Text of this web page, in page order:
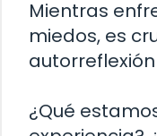
Mientras
miedos, es
¿Qué